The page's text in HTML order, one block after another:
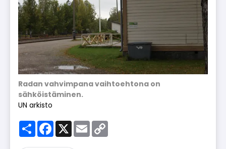
Radan vahvimpana vaihtoehtona on
sähköistäminen.
UN arkisto
ShareFacebook
X Email